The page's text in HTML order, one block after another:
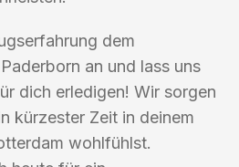
dem
an und lass uns
dich erledigen! Wir sorgen
kürzester Zeit in deinem
wohlfühlst.